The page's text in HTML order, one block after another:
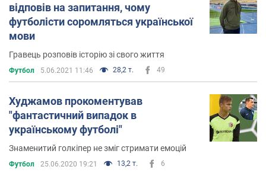
відповів на запитання, чому
футболісти соромляться української
мови
Гравець розповів історію зі свого життя
Футбол 5.06.2021 11:46 28,2 т. 49
Худжамов прокоментував
"фантастичний випадок в
українському футболі"
Знаменитий голкіпер не зміг стримати емоцій
Футбол 25.06.2020 19:21 13,2 т. 6